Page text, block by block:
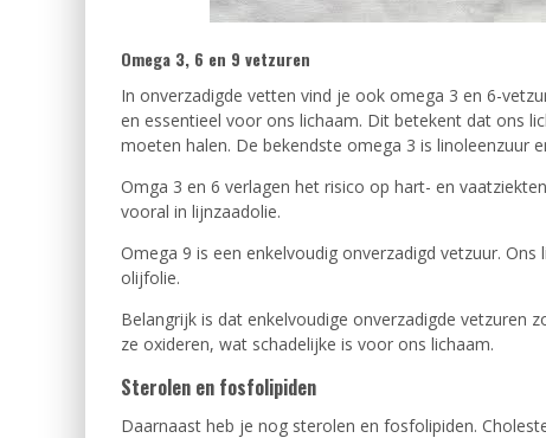
Omega 3, 6 en 9 vetzuren
In onverzadigde vetten vind je ook omega 3 en 6-
en essentieel voor ons lichaam. Dit betekent dat ons
moeten halen. De bekendste omega 3 is linoleenzuur
Omga 3 en 6 verlagen het risico op hart- en
vooral in lijnzaadolie.
Omega 9 is een enkelvoudig onverzadigd vetzuur.
olijfolie.
Belangrijk is dat enkelvoudige onverzadigde vetzuren
ze oxideren, wat schadelijke is voor ons lichaam.
Sterolen en fosfolipiden
Daarnaast heb je nog sterolen en fosfolipiden.